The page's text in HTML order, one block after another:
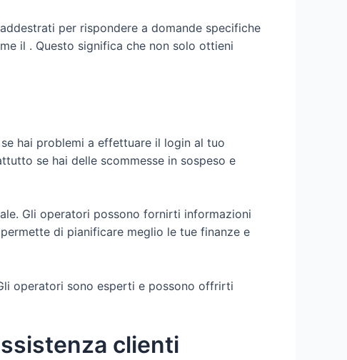
per rispondere a domande specifiche
il . Questo significa che non solo ottieni
hai problemi a effettuare il login al tuo
se hai delle scommesse in sospeso e
Gli operatori possono fornirti informazioni
di pianificare meglio le tue finanze e
operatori sono esperti e possono offrirti
clienti